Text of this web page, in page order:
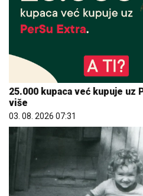
25.000 kupaca već kupuje uz
više
03. 08. 2026 07:31